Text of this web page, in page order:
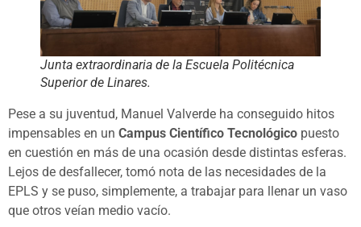
Junta extraordinaria de la Escuela Politécnica
Superior de Linares.
Pese a su juventud, Manuel Valverde ha conseguido hitos
impensables en un Campus Científico Tecnológico puesto
en cuestión en más de una ocasión desde distintas esferas.
Lejos de desfallecer, tomó nota de las necesidades de la
EPLS y se puso, simplemente, a trabajar para llenar un vaso
que otros veían medio vacío.